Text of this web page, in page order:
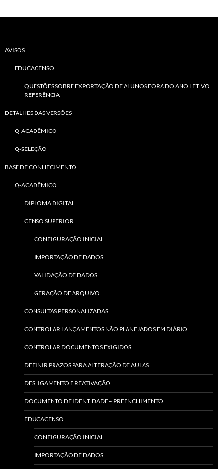
AVISOS
EDUCACENSO
QUESTÕES SOBRE EXPORTAÇÃO DE ALUNOS FORA DO ANO LETIVO
REFERÊNCIA
DETALHES DAS VERSÕES
Q-ACADÊMICO
Q-SELEÇÃO
BASE DE CONHECIMENTO
Q-ACADÊMICO
DIPLOMA DIGITAL
CENSO SUPERIOR
CONFIGURAÇÃO INICIAL
IMPORTAÇÃO DE DADOS
VALIDAÇÃO DE DADOS
GERAÇÃO DE ARQUIVO
CONSULTAS PERSONALIZADAS
CONTROLAR LANÇAMENTOS NÃO PLANEJADOS EM DIÁRIO
CONTROLAR DOCUMENTOS EXIGIDOS
DEFINIR PRAZOS PARA ALTERAÇÃO DE AULAS
DESLIGAMENTO E REATIVAÇÃO
DOCUMENTO DE IDENTIDADE – PREENCHIMENTO
EDUCACENSO
CONFIGURAÇÃO INICIAL
IMPORTAÇÃO DE DADOS